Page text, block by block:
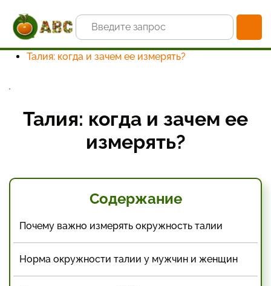
Главная
Статьи и новости
Инструкции по самоконтролю здоровья: измерение
веса и антропометрии
Талия: когда и зачем ее измерять?
Талия: когда и зачем ее
измерять?
Содержание
Почему важно измерять окружность талии
Норма окружности талии у мужчин и женщин